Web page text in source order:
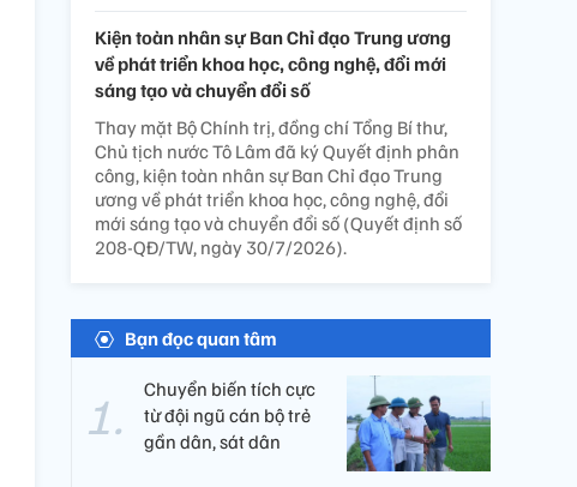
Kiện toàn nhân sự Ban Chỉ đạo Trung ương
về phát triển khoa học, công nghệ, đổi mới
sáng tạo và chuyển đổi số
Thay mặt Bộ Chính trị, đồng chí Tổng Bí thư,
Chủ tịch nước Tô Lâm đã ký Quyết định phân
công, kiện toàn nhân sự Ban Chỉ đạo Trung
ương về phát triển khoa học, công nghệ, đổi
mới sáng tạo và chuyển đổi số (Quyết định số
208-QĐ/TW, ngày 30/7/2026).
Bạn đọc quan tâm
Chuyển biến tích cực
từ đội ngũ cán bộ trẻ
gần dân, sát dân